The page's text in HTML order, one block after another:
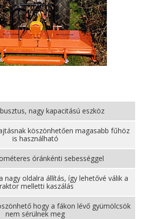
nagy kapacitású eszköz
köszönhetően magasabb fűhöz
is használható
óránkénti sebességgel
nagy oldalra állítás, így lehetővé válik a
melletti kaszálás
hogy a fákon lévő gyümölcsök
nem sérülnek meg